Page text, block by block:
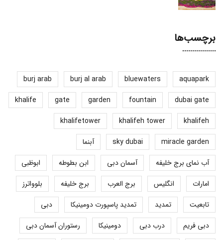
برچسب‌ها
aquapark
bluewaters
burj al arab
burj arab
dubai gate
fountain
garden
gate
khalife
khalifeh
khalifeh tower
khalifetower
miracle garden
sky dubai
آبنما
آب نمای برج خلیفه
آسمان دبی ابن بطوطه
ابوظبی
امارات
انگلیس برج العرب برج خلیفه
بلوواترز
تابعیت
تمدید تمدید پاسپورت دومینیکا
دبی
دبی فریم
درب دبی دومینیکا
رستوران آسمان دبی